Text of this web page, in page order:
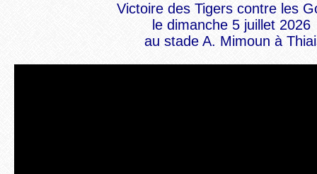
Victoire des Tigers contre les
le dimanche 5 juillet 2026
au stade A. Mimoun à